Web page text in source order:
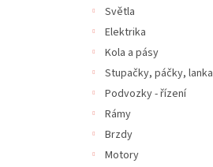
Světla
Elektrika
Kola a pásy
Stupačky, páčky, lanka
Podvozky - řízení
Rámy
Brzdy
Motory